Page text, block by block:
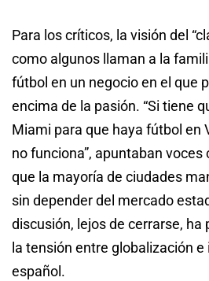
Para los críticos, la visión del
como algunos llaman a la
fútbol en un negocio en el que
encima de la pasión. “Si tiene
Miami para que haya fútbol en
no funciona”, apuntaban
que la mayoría de ciudades
sin depender del mercado
discusión, lejos de cerrarse, ha
la tensión entre globalización
español.